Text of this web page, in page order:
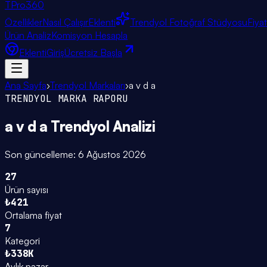
TPro360
ÖzelliklerNasıl ÇalışırEklenti Trendyol Fotoğraf Stüdyosu
Ürün AnalizKomisyon Hesapla
EklentiGirişÜcretsiz Başla
Ana Sayfa›Trendyol Markaları›a v d a
TRENDYOL MARKA RAPORU
a v d a Trendyol Analizi
Son güncelleme: 6 Ağustos 2026
27
Ürün sayısı
₺421
Ortalama fiyat
7
Kategori
₺338K